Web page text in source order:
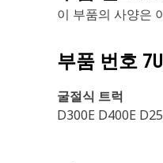
이 부품의 사양은
부품 번호
굴절식 트럭
D300E D400E